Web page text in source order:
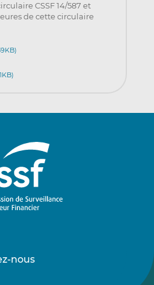
CSSF 14/587 et
de cette circulaire
nous